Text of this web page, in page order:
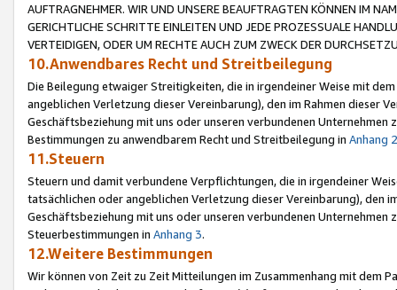
AUFTRAGNEHMER. WIR UND UNSERE BEAUFTRAGTEN KÖNNEN IM
GERICHTLICHE SCHRITTE EINLEITEN UND JEDE PROZESSUALE
VERTEIDIGEN, ODER UM RECHTE AUCH ZUM ZWECK DER
10.Anwendbares Recht und Streitbeilegung
Die Beilegung etwaiger Streitigkeiten, die in irgendeiner Weise mit
angeblichen Verletzung dieser Vereinbarung), den im Rahmen dieser
Geschäftsbeziehung mit uns oder unseren verbundenen
Bestimmungen zu anwendbarem Recht und Streitbeilegung in Anhang 2
11.Steuern
Steuern und damit verbundene Verpflichtungen, die in irgendeiner
tatsächlichen oder angeblichen Verletzung dieser Vereinbarung), den
Geschäftsbeziehung mit uns oder unseren verbundenen
Steuerbestimmungen in Anhang 3.
12.Weitere Bestimmungen
Wir können von Zeit zu Zeit Mitteilungen im Zusammenhang mit dem